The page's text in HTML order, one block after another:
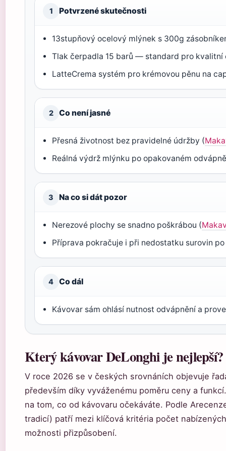
1 Potvrzené skutečnosti
13stupňový ocelový mlýnek s 300g
Tlak čerpadla 15 barů — standard pro kvalitní
LatteCrema systém pro krémovou pěnu na
2 Co není jasné
Přesná životnost bez pravidelné údržby (
Reálná výdrž mlýnku po opakovaném
3 Na co si dát pozor
Nerezové plochy se snadno poškrábou (
Příprava pokračuje i při nedostatku surovin
4 Co dál
Kávovar sám ohlásí nutnost odvápnění a
Který kávovar DeLonghi je nejlepší?
V roce 2026 se v českých srovnáních objevuje
především díky vyváženému poměru ceny a
na tom, co od kávovaru očekáváte. Podle
tradicí) patří mezi klíčová kritéria počet
možnosti přizpůsobení.